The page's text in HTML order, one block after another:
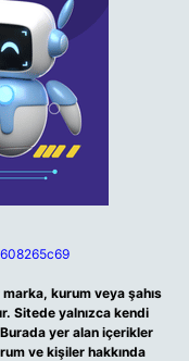
kurum veya şahıs
Sitede yalnızca kendi
Burada yer alan içerikler
ve kişiler hakkında